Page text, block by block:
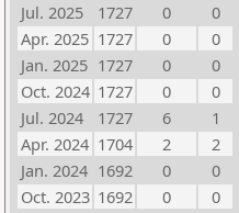
Jul. 2025
1727 0
0
Apr. 2025 1727 0
0
Jan. 2025 1727 0
0
Oct. 2024 1727 0
0
Jul. 2024
1727 6
1
Apr. 2024 1704 2
2
Jan. 2024 1692 0
0
Oct. 2023 1692 0
0